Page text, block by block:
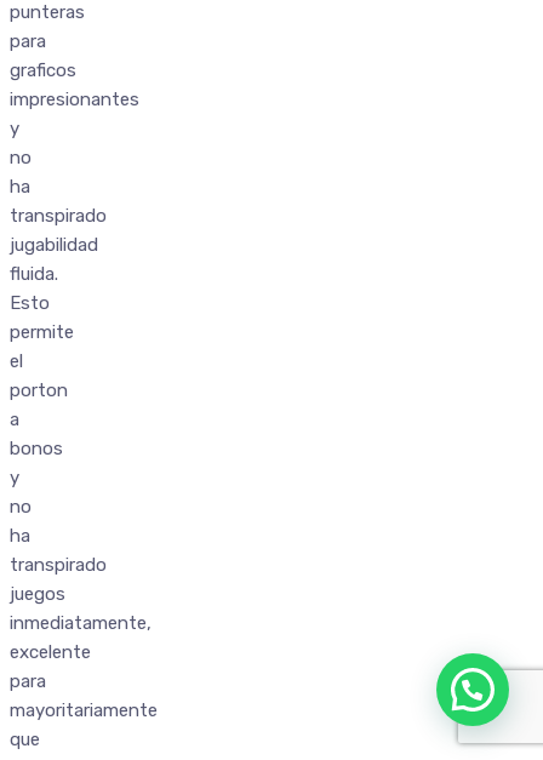
punteras
para
graficos
impresionantes
y
no
ha
transpirado
jugabilidad
fluida.
Esto
permite
el
porton
a
bonos
y
no
ha
transpirado
juegos
inmediatamente,
excelente
para
mayoritariamente
que